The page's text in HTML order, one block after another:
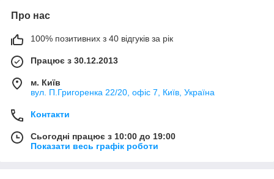
Про нас
100% позитивних з 40 відгуків за рік
Працює з 30.12.2013
м. Київ
вул. П.Григоренка 22/20, офіс 7, Київ, Україна
Контакти
Сьогодні працює з 10:00 до 19:00
Показати весь графік роботи